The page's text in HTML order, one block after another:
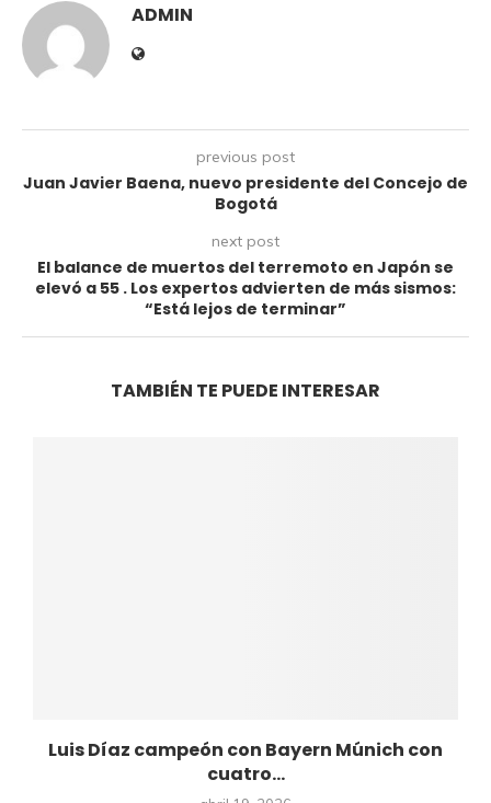
ADMIN
previous post
Juan Javier Baena, nuevo presidente del Concejo de
Bogotá
next post
El balance de muertos del terremoto en Japón se
elevó a 55 . Los expertos advierten de más sismos:
“Está lejos de terminar”
TAMBIÉN TE PUEDE INTERESAR
Luis Díaz campeón con Bayern Múnich con
cuatro...